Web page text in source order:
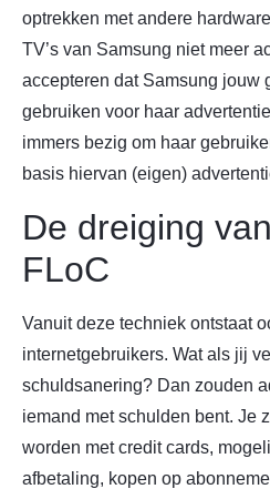
optrekken met andere
TV’s van Samsung niet meer
accepteren dat Samsung jouw
gebruiken voor haar
immers bezig om haar
basis hiervan (eigen)
De dreiging
FLoC
Vanuit deze techniek ontstaat
internetgebruikers. Wat als jij
schuldsanering? Dan zouden
iemand met schulden bent. Je
worden met credit cards,
afbetaling, kopen op